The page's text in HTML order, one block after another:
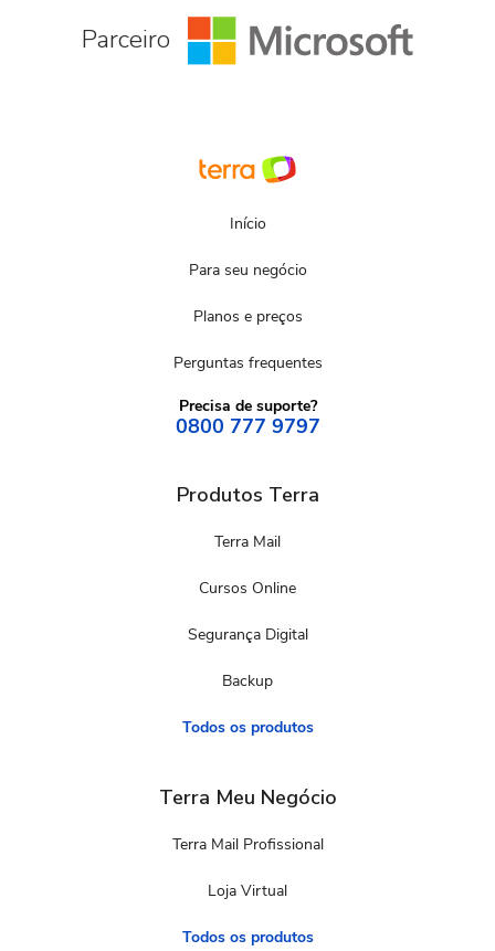
Parceiro
Início
Para seu negócio
Planos e preços
Perguntas frequentes
Precisa de suporte?
0800 777 9797
Produtos Terra
Terra Mail
Cursos Online
Segurança Digital
Backup
Todos os produtos
Terra Meu Negócio
Terra Mail Profissional
Loja Virtual
Todos os produtos